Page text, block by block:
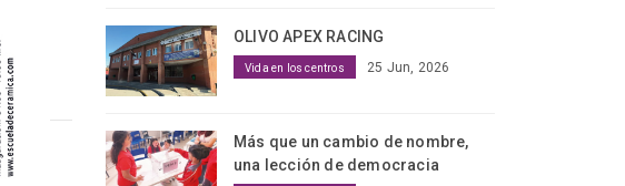
OLIVO APEX RACING
Vida en los centros 25 Jun, 2026
Más que un cambio de nombre,
una lección de democracia